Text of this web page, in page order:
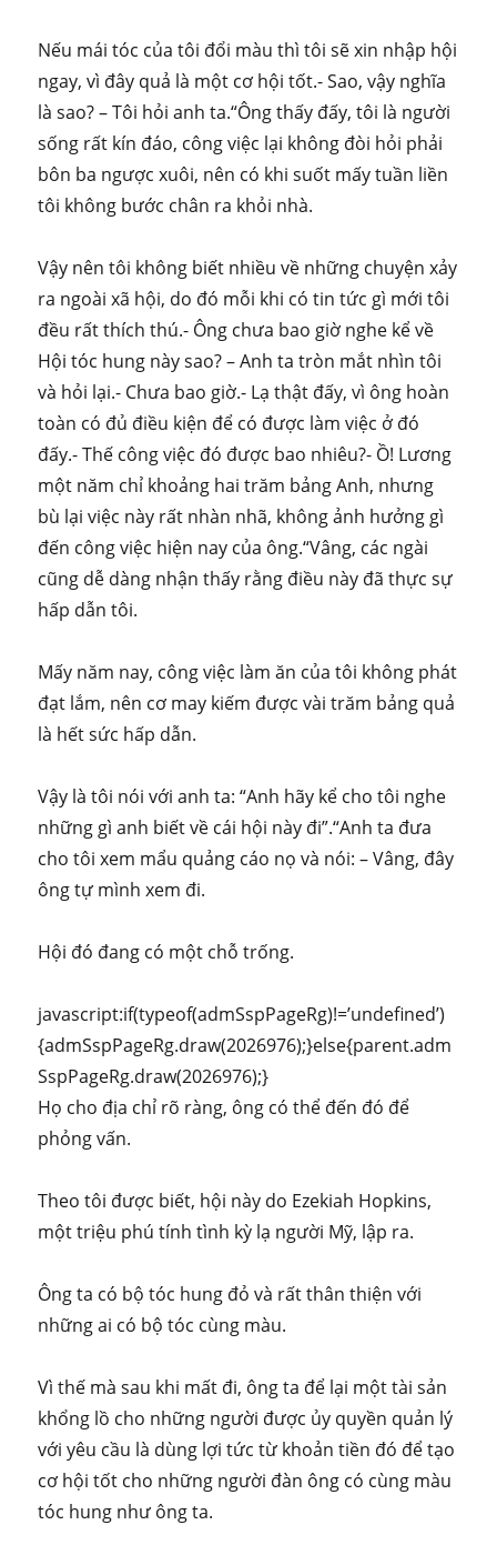
Nếu mái tóc của tôi đổi màu thì tôi sẽ xin nhập hội
ngay, vì đây quả là một cơ hội tốt.- Sao, vậy nghĩa
là sao? – Tôi hỏi anh ta.“Ông thấy đấy, tôi là người
sống rất kín đáo, công việc lại không đòi hỏi phải
bôn ba ngược xuôi, nên có khi suốt mấy tuần liền
tôi không bước chân ra khỏi nhà.
Vậy nên tôi không biết nhiều về những chuyện xảy
ra ngoài xã hội, do đó mỗi khi có tin tức gì mới tôi
đều rất thích thú.- Ông chưa bao giờ nghe kể về
Hội tóc hung này sao? – Anh ta tròn mắt nhìn tôi
và hỏi lại.- Chưa bao giờ.- Lạ thật đấy, vì ông hoàn
toàn có đủ điều kiện để có được làm việc ở đó
đấy.- Thế công việc đó được bao nhiêu?- Ồ! Lương
một năm chỉ khoảng hai trăm bảng Anh, nhưng
bù lại việc này rất nhàn nhã, không ảnh hưởng gì
đến công việc hiện nay của ông.“Vâng, các ngài
cũng dễ dàng nhận thấy rằng điều này đã thực sự
hấp dẫn tôi.
Mấy năm nay, công việc làm ăn của tôi không phát
đạt lắm, nên cơ may kiếm được vài trăm bảng quả
là hết sức hấp dẫn.
Vậy là tôi nói với anh ta: “Anh hãy kể cho tôi nghe
những gì anh biết về cái hội này đi”.“Anh ta đưa
cho tôi xem mẩu quảng cáo nọ và nói: – Vâng, đây
ông tự mình xem đi.
Hội đó đang có một chỗ trống.
javascript:if(typeof(admSspPageRg)!=’undefined’)
{admSspPageRg.draw(2026976);}else{parent.adm
SspPageRg.draw(2026976);}
Họ cho địa chỉ rõ ràng, ông có thể đến đó để
phỏng vấn.
Theo tôi được biết, hội này do Ezekiah Hopkins,
một triệu phú tính tình kỳ lạ người Mỹ, lập ra.
Ông ta có bộ tóc hung đỏ và rất thân thiện với
những ai có bộ tóc cùng màu.
Vì thế mà sau khi mất đi, ông ta để lại một tài sản
khổng lồ cho những người được ủy quyền quản lý
với yêu cầu là dùng lợi tức từ khoản tiền đó để tạo
cơ hội tốt cho những người đàn ông có cùng màu
tóc hung như ông ta.